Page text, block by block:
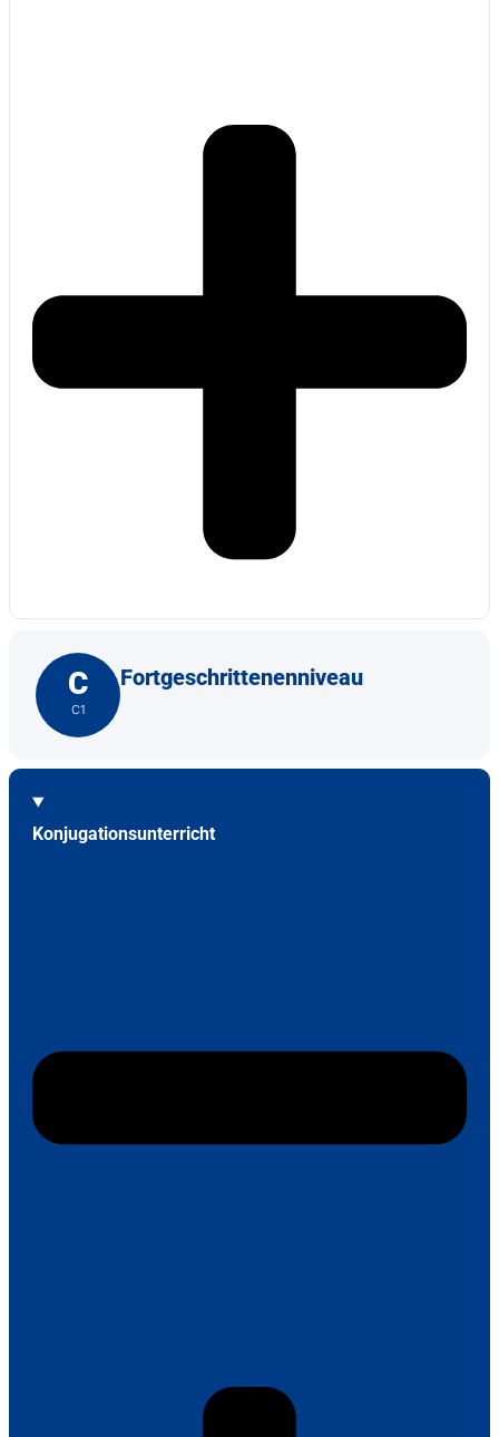
C
C1
Fortgeschrittenenniveau
Konjugationsunterricht